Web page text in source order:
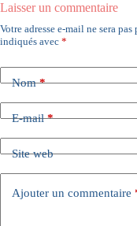
Laisser un commentaire
Votre adresse e-mail ne sera
indiqués avec *
Nom*
E-mail*
Site web
Ajouter un commentaire